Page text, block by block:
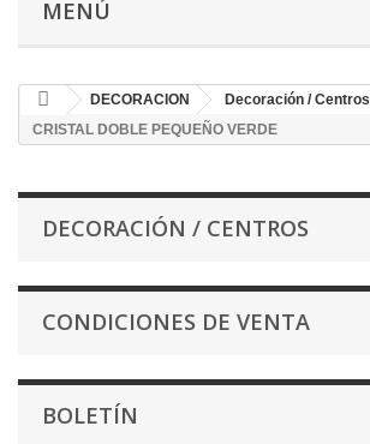
MENÚ
DECORACION Decoración / Centros
CRISTAL DOBLE PEQUEÑO VERDE
DECORACIÓN / CENTROS
CONDICIONES DE VENTA
BOLETÍN